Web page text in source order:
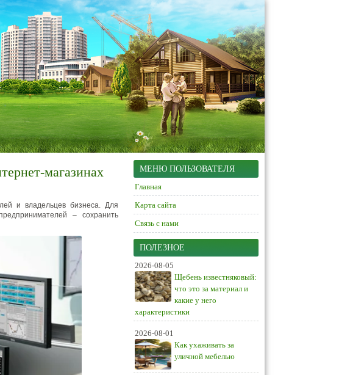
магазинах
и владельцев бизнеса. Для
– сохранить
МЕНЮ ПОЛЬЗОВАТЕЛЯ
Главная
Карта сайта
Связь с нами
ПОЛЕЗНОЕ
2026-08-05
Щебень известняковый:
что это за материал и
какие у него
характеристики
2026-08-01
Как ухаживать за
уличной мебелью